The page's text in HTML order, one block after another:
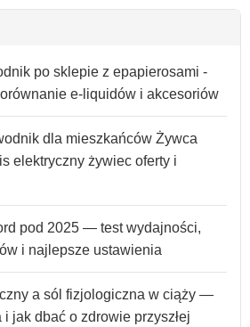
po sklepie z epapierosami -
e-liquidów i akcesoriów
dla mieszkańców Żywca
elektryczny żywiec oferty i
pod 2025 — test wydajności,
i najlepsze ustawienia
a sól fizjologiczna w ciąży —
jak dbać o zdrowie przyszłej